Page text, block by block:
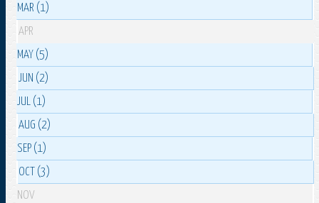
MAR (1)
APR
MAY (5)
JUN (2)
JUL (1)
AUG (2)
SEP (1)
OCT (3)
NOV